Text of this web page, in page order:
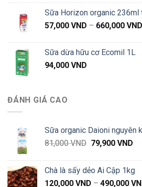
Sữa Horizon organic 236ml
57,000 VND – 660,000 VND
Sữa dừa hữu cơ Ecomil 1L
94,000 VND
ĐÁNH GIÁ CAO
Sữa organic Daioni nguyên
81,000VND Giá
81,000 VND.
79,900 VNDGiá
là:
Chà là sấy dẻo Ai Cập 1kg
120,000 VND – 490,000